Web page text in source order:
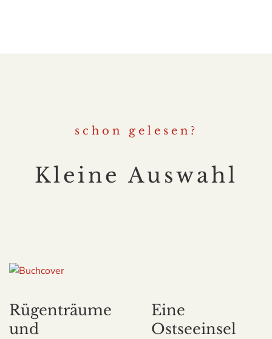
schon gelesen?
Kleine Auswahl
Rügenträume
und
Eine
Ostseeinsel